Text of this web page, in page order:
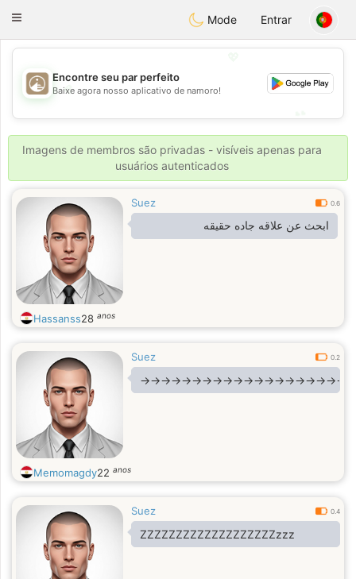
ahebik
Toggle
Mode Entrar
💖
💕
Encontre seu par perfeito
Baixe agora nosso aplicativo de namoro!
Imagens de membros são privadas - visíveis apenas para
usuários autenticados
Suez 0.6
ابحث عن علاقه جاده حقيقه
Hassanss28 anos
Suez 0.2
Memomagdy22 anos
Suez 0.4
ZZZZZZZZZZZZZZZZZZZzzz